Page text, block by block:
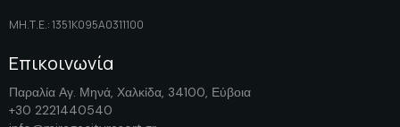
ΜΗ.Τ.Ε.: 1351K095A0311100
Επικοινωνία
Παραλία Αγ. Μηνά, Χαλκίδα, 34100, Εύβοια
+30 2221440540